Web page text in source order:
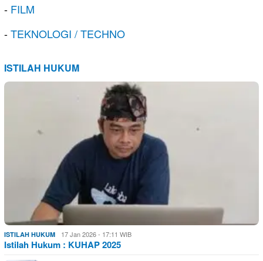
- FILM
-TEKNOLOGI / TECHNO
ISTILAH HUKUM
ISTILAH HUKUM 17 Jan 2026 - 17:11 WIB
Istilah Hukum : KUHAP 2025